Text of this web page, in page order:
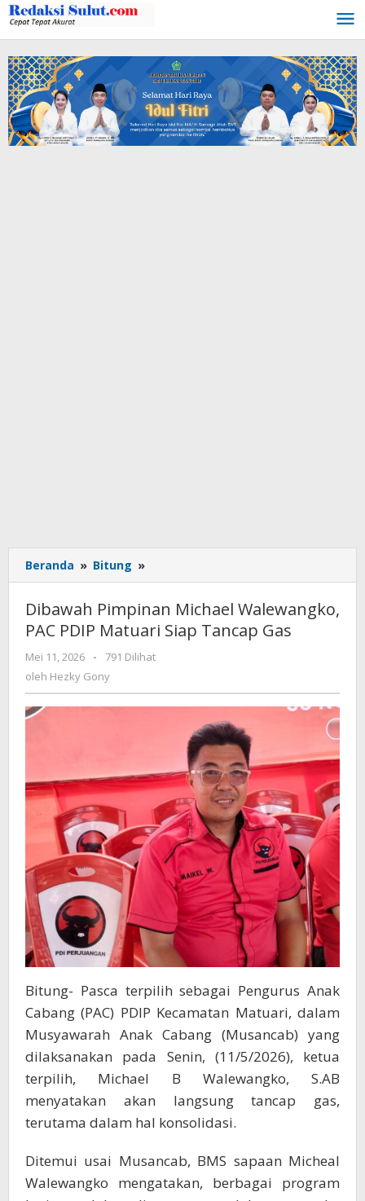
Lewati
ke
konten
Beranda » Bitung »
Pimpinan
Walewangko,
PAC
PDIP
Dibawah Pimpinan Michael Walewangko,
PAC PDIP Matuari Siap Tancap Gas
Mei 11, 2026
oleh
Hezky
Gony
-
791 Dilihat
oleh Hezky Gony
Bitung- Pasca terpilih sebagai Pengurus Anak
Cabang (PAC) PDIP Kecamatan Matuari, dalam
Musyawarah Anak Cabang (Musancab) yang
dilaksanakan pada Senin, (11/5/2026), ketua
terpilih, Michael B Walewangko, S.AB
menyatakan akan langsung tancap gas,
terutama dalam hal konsolidasi.
Ditemui usai Musancab, BMS sapaan Micheal
Walewangko mengatakan, berbagai program